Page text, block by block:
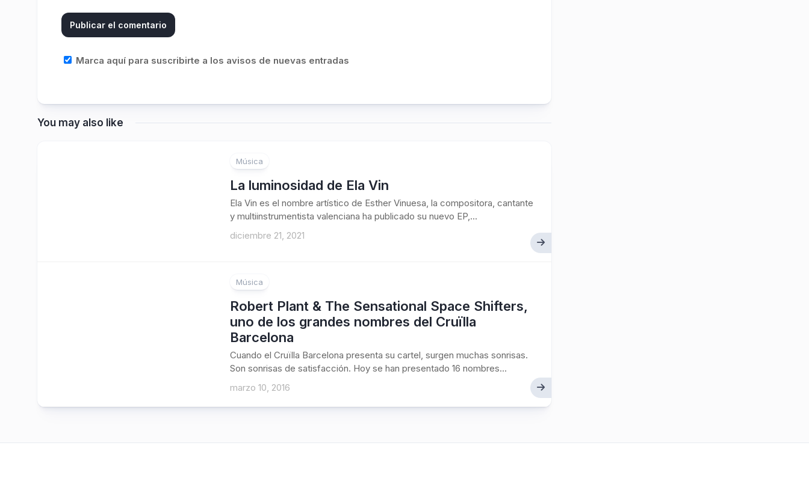
Marca aquí para suscribirte a los avisos de nuevas entradas
You may also like
Música
La luminosidad de Ela Vin
Ela Vin es el nombre artístico de Esther Vinuesa, la compositora, cantante
y multiinstrumentista valenciana ha publicado su nuevo EP,...
diciembre 21, 2021
Música
Robert Plant & The Sensational Space Shifters,
uno de los grandes nombres del Cruïlla
Barcelona
Cuando el Cruïlla Barcelona presenta su cartel, surgen muchas sonrisas.
Son sonrisas de satisfacción. Hoy se han presentado 16 nombres...
marzo 10, 2016